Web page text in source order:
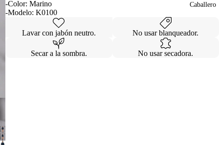
Caballero
-Color: Marino
-Modelo: K0100
Lavar con jabón neutro. No usar blanqueador.
Secar a la sombra. No usar secadora.